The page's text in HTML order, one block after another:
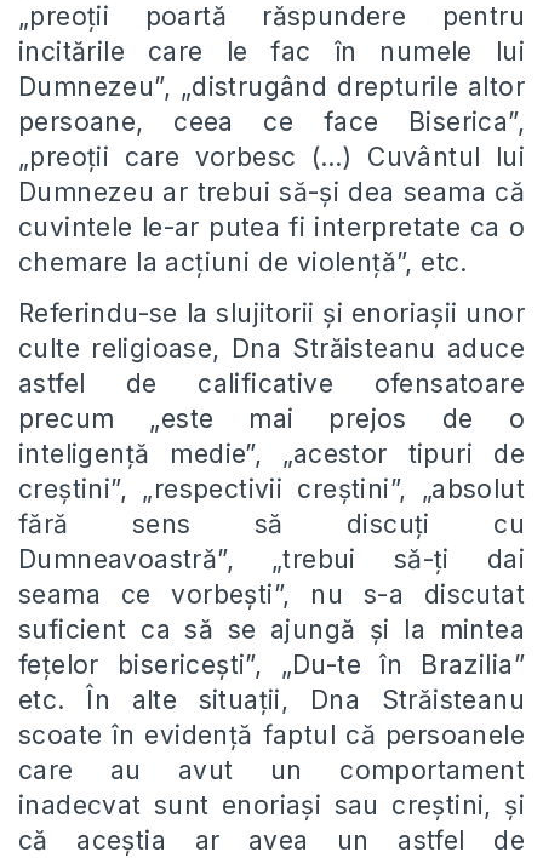
„preoții poartă răspundere pentru
incitările care le fac în numele lui
Dumnezeu”, „distrugând drepturile altor
persoane, ceea ce face Biserica”,
„preoții care vorbesc (…) Cuvântul lui
Dumnezeu ar trebui să-și dea seama că
cuvintele le-ar putea fi interpretate ca o
chemare la acțiuni de violență”, etc.
Referindu-se la slujitorii și enoriașii unor
culte religioase, Dna Străisteanu aduce
astfel de calificative ofensatoare
precum „este mai prejos de o
inteligență medie”, „acestor tipuri de
creștini”, „respectivii creștini”, „absolut
fără sens să discuți cu
Dumneavoastră”, „trebui să-ți dai
seama ce vorbești”, nu s-a discutat
suficient ca să se ajungă și la mintea
fețelor bisericești”, „Du-te în Brazilia”
etc. În alte situații, Dna Străisteanu
scoate în evidență faptul că persoanele
care au avut un comportament
inadecvat sunt enoriași sau creștini, și
că aceștia ar avea un astfel de